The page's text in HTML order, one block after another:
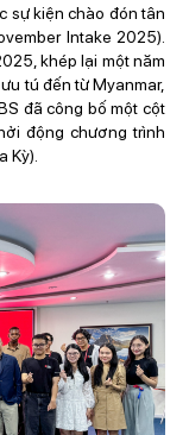
sự kiện chào đón tân
Intake 2025).
khép lại một năm
tú đến từ Myanmar,
đã công bố một cột
động chương trình
Kỳ).